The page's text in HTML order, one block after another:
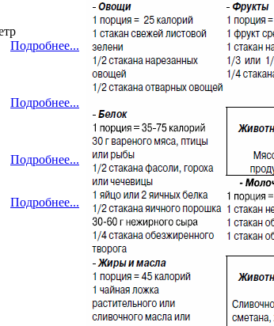
Подробнее...
Подробнее...
Подробнее...
Подробнее...